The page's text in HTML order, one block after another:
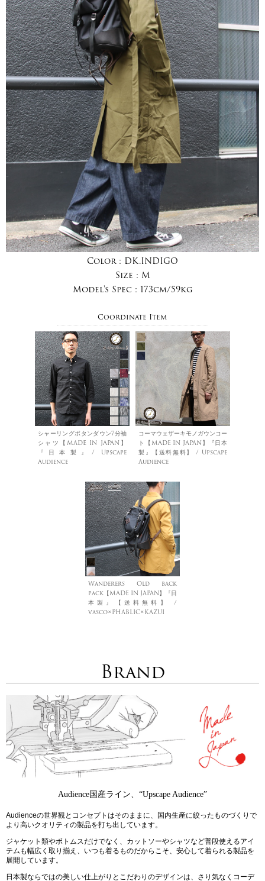
Color : DK.INDIGO
Size : M
Model's Spec : 173cm/59kg
Coordinate Item
シャーリングボタンダウン7分袖
シャツ【MADE IN JAPAN】
『日本製』/ Upscape
Audience
コーマウェザーキモノガウンコー
ト【MADE IN JAPAN】『日本
製』【送料無料】 / Upscape
Audience
Wanderers Old back
pack【MADE IN JAPAN】『日
本製』【送料無料】 /
vasco×PHABLIC×KAZUI
Brand
Audience国産ライン、“Upscape Audience”
Audienceの世界観とコンセプトはそのままに、国内生産に絞ったものづくりで
より高いクオリティの製品を打ち出しています。
ジャケット類やボトムスだけでなく、カットソーやシャツなど普段使えるアイ
テムも幅広く取り揃え、いつも着るものだからこそ、安心して着られる製品を
展開しています。
日本製ならではの美しい仕上がりとこだわりのデザインは、さり気なくコーデ